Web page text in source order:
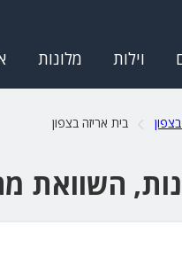
וילות מלונות
בית אריזה בצפון
השוואת